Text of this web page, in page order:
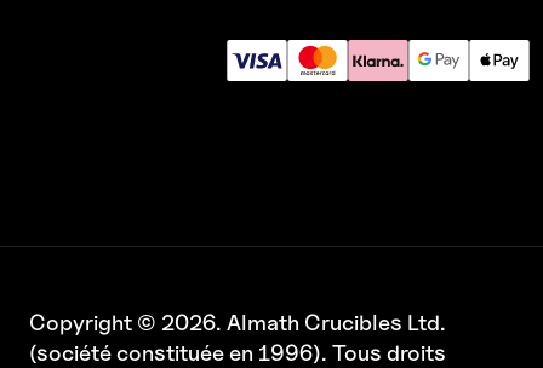
Copyright © 2026. Almath Crucibles Ltd.
(société constituée en 1996). Tous droits